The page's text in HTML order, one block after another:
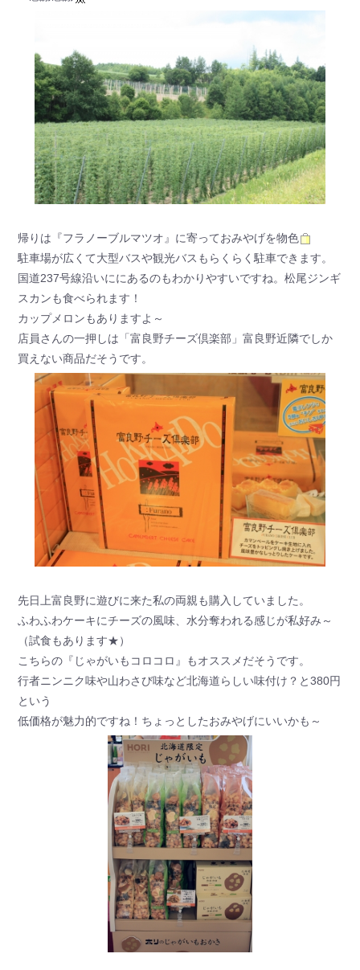
帰りは『フラノーブルマツオ』に寄っておみやげを物色
駐車場が広くて大型バスや観光バスもらくらく駐車できます。
国道237号線沿いににあるのもわかりやすいですね。松尾ジンギ
スカンも食べられます！
カップメロンもありますよ～
店員さんの一押しは「富良野チーズ倶楽部」富良野近隣でしか
買えない商品だそうです。
先日上富良野に遊びに来た私の両親も購入していました。
ふわふわケーキにチーズの風味、水分奪われる感じが私好み～
（試食もあります★）
こちらの『じゃがいもコロコロ』もオススメだそうです。
行者ニンニク味や山わさび味など北海道らしい味付け？と380円
という
低価格が魅力的ですね！ちょっとしたおみやげにいいかも～